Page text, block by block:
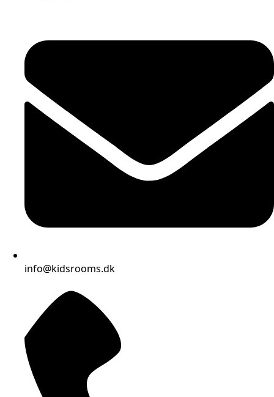
info@kidsrooms.dk